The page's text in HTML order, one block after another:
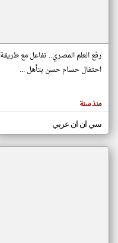
المقالات
الموجوده
هنا عن
رفع العلم المصري.. تفاعل مع طريقة
احتفال حسام حسن بتأهل ...
منذ سنة
سي ان ان عربي